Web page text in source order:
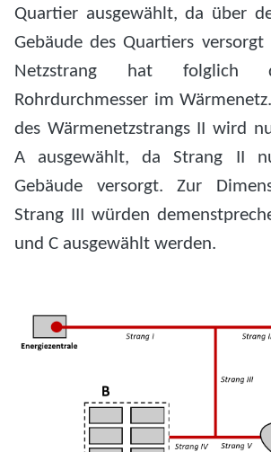
Quartier ausgewählt, da über
Gebäude des Quartiers versorgt
Netzstrang hat folglich
Rohrdurchmesser im
des Wärmenetzstrangs II wird
A ausgewählt, da Strang II
Gebäude versorgt. Zur
Strang III würden
und C ausgewählt werden.